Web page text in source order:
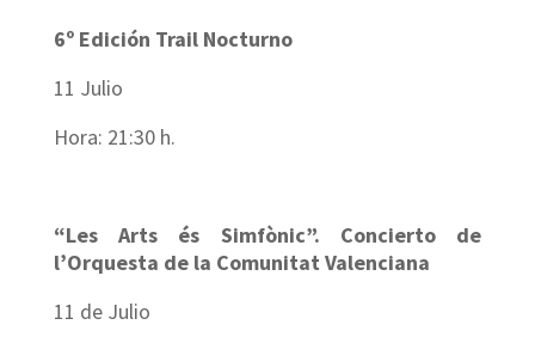
6º Edición Trail Nocturno
11 Julio
Hora: 21:30 h.
“Les Arts és Simfònic”. Concierto de
l’Orquesta de la Comunitat Valenciana
11 de Julio